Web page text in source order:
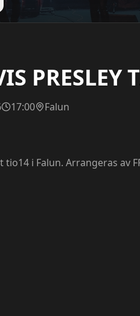
PRESLEY
17:00 Falun
i Falun. Arrangeras av